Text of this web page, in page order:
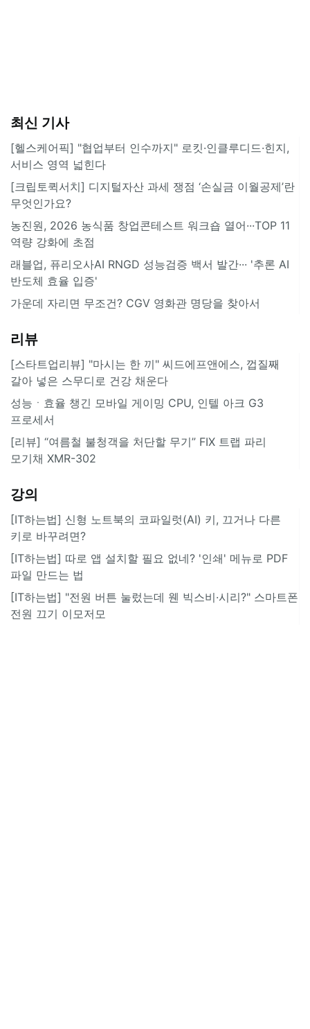
최신 기사
[헬스케어픽] "협업부터 인수까지" 로킷·인클루디드·힌지,
서비스 영역 넓힌다
[크립토퀵서치] 디지털자산 과세 쟁점 ‘손실금 이월공제’란
무엇인가요?
농진원, 2026 농식품 창업콘테스트 워크숍 열어···TOP 11
역량 강화에 초점
래블업, 퓨리오사AI RNGD 성능검증 백서 발간··· '추론 AI
반도체 효율 입증'
가운데 자리면 무조건? CGV 영화관 명당을 찾아서
리뷰
[스타트업리뷰] "마시는 한 끼" 씨드에프앤에스, 껍질째
갈아 넣은 스무디로 건강 채운다
성능ㆍ효율 챙긴 모바일 게이밍 CPU, 인텔 아크 G3
프로세서
[리뷰] “여름철 불청객을 처단할 무기” FIX 트랩 파리
모기채 XMR-302
강의
[IT하는법] 신형 노트북의 코파일럿(AI) 키, 끄거나 다른
키로 바꾸려면?
[IT하는법] 따로 앱 설치할 필요 없네? '인쇄' 메뉴로 PDF
파일 만드는 법
[IT하는법] "전원 버튼 눌렀는데 웬 빅스비·시리?" 스마트폰
전원 끄기 이모저모